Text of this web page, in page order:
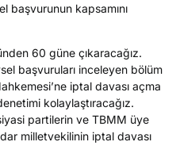
başvurunun kapsamını
60 güne çıkaracağız.
başvuruları inceleyen bölüm
iptal davası açma
kolaylaştıracağız.
partilerin ve TBMM üye
milletvekilinin iptal davası